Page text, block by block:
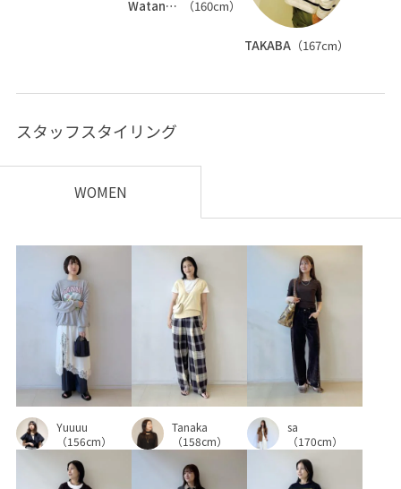
Watanabe （160cm）
TAKABA （167cm）
スタッフスタイリング
WOMEN
Yuuuu
（156cm）
Tanaka
（158cm）
sa
（170cm）